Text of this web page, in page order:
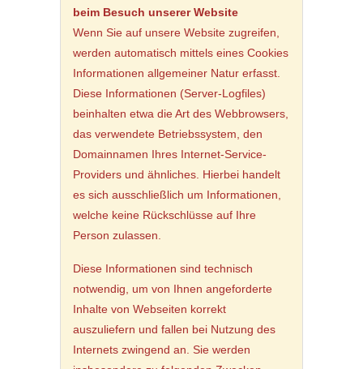
beim Besuch unserer Website
Wenn Sie auf unsere Website zugreifen,
werden automatisch mittels eines Cookies
Informationen allgemeiner Natur erfasst.
Diese Informationen (Server-Logfiles)
beinhalten etwa die Art des Webbrowsers,
das verwendete Betriebssystem, den
Domainnamen Ihres Internet-Service-
Providers und ähnliches. Hierbei handelt
es sich ausschließlich um Informationen,
welche keine Rückschlüsse auf Ihre
Person zulassen.
Diese Informationen sind technisch
notwendig, um von Ihnen angeforderte
Inhalte von Webseiten korrekt
auszuliefern und fallen bei Nutzung des
Internets zwingend an. Sie werden